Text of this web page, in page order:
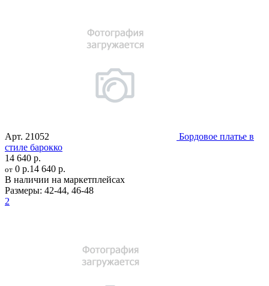
Арт. 21052
Бордовое платье в
стиле барокко
14 640 р.
от 0 р.14 640 р.
В наличии на маркетплейсах
Размеры: 42-44, 46-48
2